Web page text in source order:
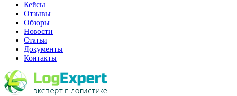
Кейсы
Отзывы
Обзоры
Новости
Статьи
Документы
Контакты